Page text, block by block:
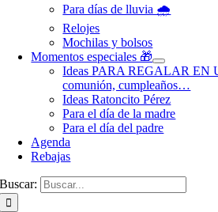
Para días de lluvia 🌧️
Relojes
Mochilas y bolsos
Momentos especiales 🎁
Ideas PARA REGALAR EN
comunión, cumpleaños…
Ideas Ratoncito Pérez
Para el día de la madre
Para el día del padre
Agenda
Rebajas
Buscar: